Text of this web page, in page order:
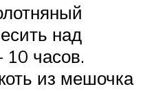
над
10 часов.
из мешочка